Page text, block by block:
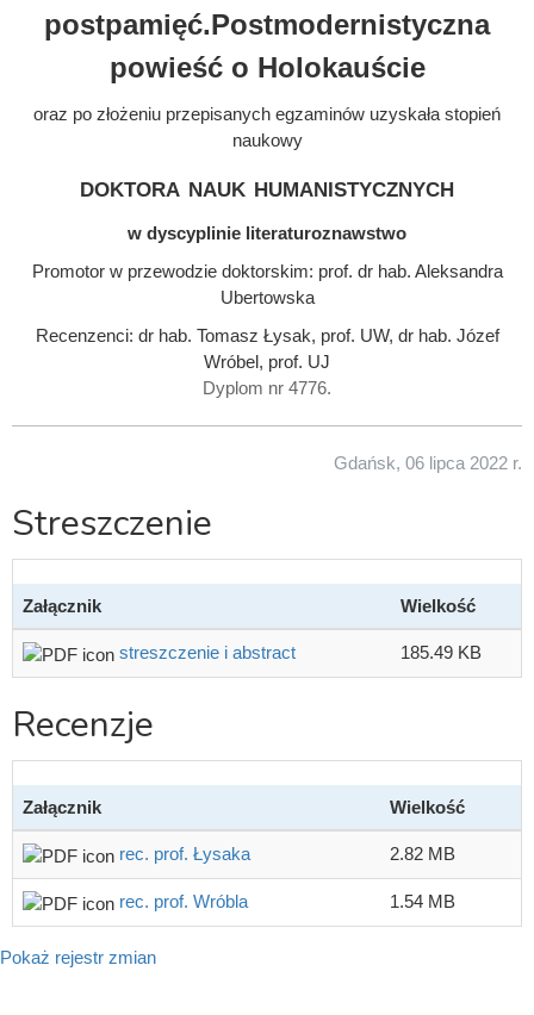
postpamięć.Postmodernistyczna
powieść o Holokauście
oraz po złożeniu przepisanych egzaminów uzyskała stopień
naukowy
doktora nauk humanistycznych
w dyscyplinie literaturoznawstwo
Promotor w przewodzie doktorskim: prof. dr hab. Aleksandra
Ubertowska
Recenzenci: dr hab. Tomasz Łysak, prof. UW, dr hab. Józef
Wróbel, prof. UJ
Dyplom nr 4776.
Gdańsk, 06 lipca 2022 r.
Streszczenie
Załącznik Wielkość
streszczenie i abstract 185.49 KB
Recenzje
Załącznik Wielkość
rec. prof. Łysaka 2.82 MB
rec. prof. Wróbla 1.54 MB
Pokaż rejestr zmian